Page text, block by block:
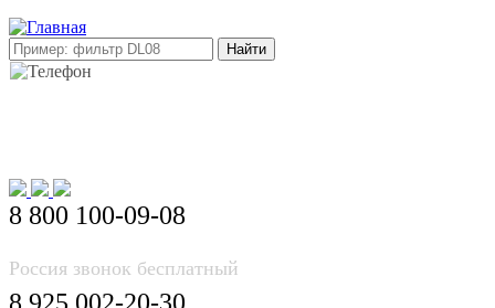
8 800 100-09-08
Россия звонок бесплатный